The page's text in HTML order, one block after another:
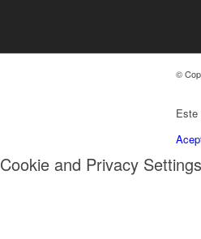
©
Este
Cookie and Privacy Settings